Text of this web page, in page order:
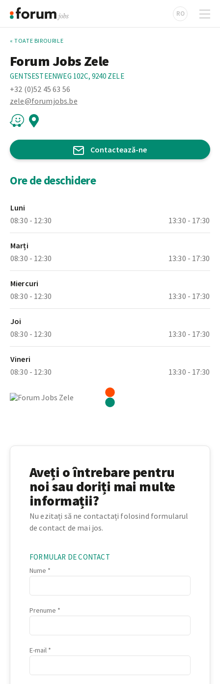
RO
« TOATE BIROURILE
Forum Jobs Zele
GENTSESTEENWEG 102C, 9240 ZELE
+32 (0)52 45 63 56
zele@forumjobs.be
Contactează-ne
Ore de deschidere
Luni
08:30 - 12:30
13:30 - 17:30
Marți
08:30 - 12:30
13:30 - 17:30
Miercuri
08:30 - 12:30
13:30 - 17:30
Joi
08:30 - 12:30
13:30 - 17:30
Vineri
08:30 - 12:30
13:30 - 17:30
Aveți o întrebare pentru
noi sau doriți mai multe
informații?
Nu ezitați să ne contactați folosind formularul
de contact de mai jos.
FORMULAR DE CONTACT
Nume
Prenume
E-mail